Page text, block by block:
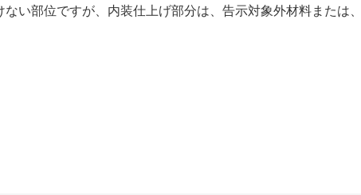
ない部位ですが、内装仕上げ部分は、告示対象外材料ま